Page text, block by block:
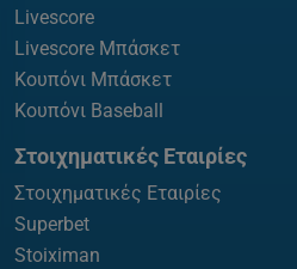
Livescore
Livescore Μπάσκετ
Κουπόνι Μπάσκετ
Κουπόνι Baseball
Στοιχηματικές Εταιρίες
Στοιχηματικές Εταιρίες
Superbet
Stoiximan